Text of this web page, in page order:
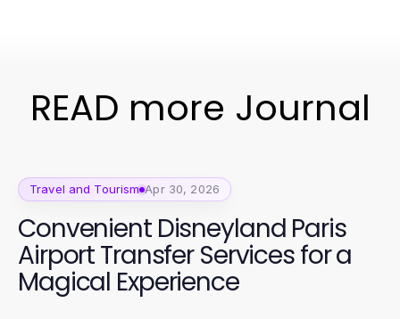
READ more Journal
Travel and Tourism Apr 30, 2026
Convenient Disneyland Paris
Airport Transfer Services for a
Magical Experience